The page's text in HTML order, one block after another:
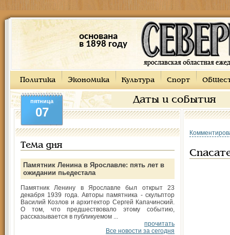
основана
в 1898 году
Политика Экономика Культура Спорт
Даты и события
пятница
07
Тема дня
Памятник Ленина в Ярославле: пять лет в
ожидании пьедестала
Памятник Ленину в Ярославле был открыт 23
декабря 1939 года. Авторы памятника - скульптор
Василий Козлов и архитектор Сергей Капачинский.
О том, что предшествовало этому событию,
рассказывается в публикуемом ...
прочитать
Все новости за сегодня